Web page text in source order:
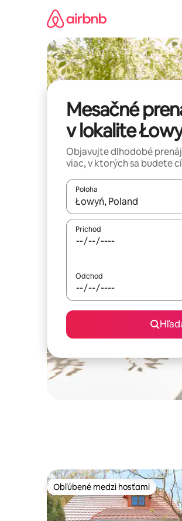
Mesačné
v lokalite
Objavujte dlhodobé
viac, v ktorých sa budete
Poloha
Keď budú výsledky k
Príchod
Odchod
Obľúbené medzi hosťami
Obľúbené medzi hosťami